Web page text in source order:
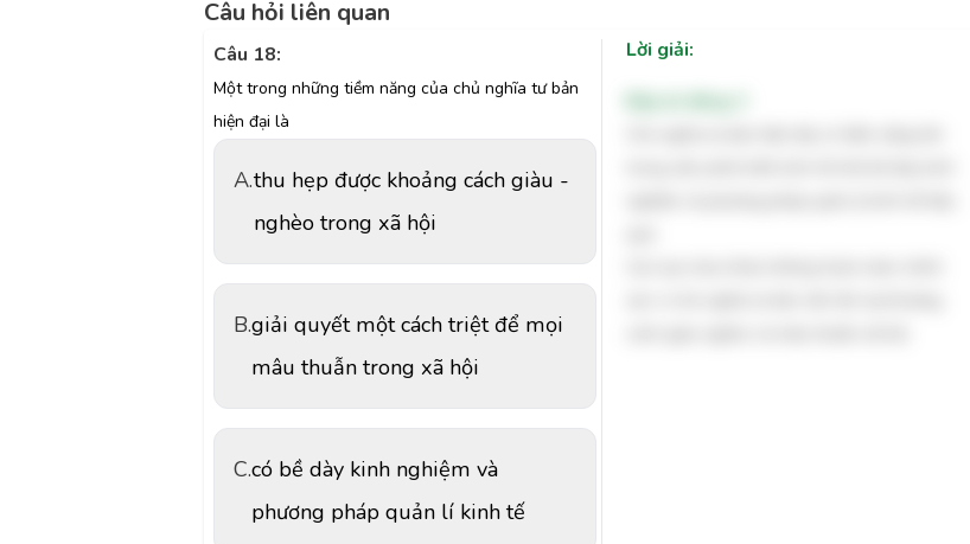
Câu hỏi liên quan
Câu 18:
Một trong những tiềm năng của chủ nghĩa tư bản
hiện đại là
A.thu hẹp được khoảng cách giàu -
nghèo trong xã hội
B.giải quyết một cách triệt để mọi
mâu thuẫn trong xã hội
C.có bề dày kinh nghiệm và
phương pháp quản lí kinh tế
Lời giải: